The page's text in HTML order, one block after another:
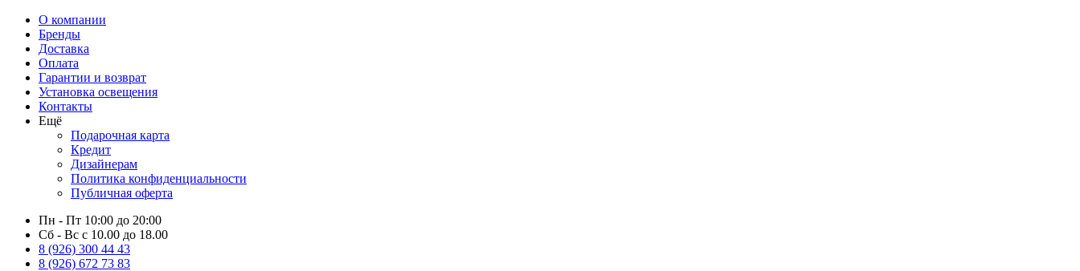
О компании
Бренды
Доставка
Оплата
Гарантии и возврат
Установка освещения
Контакты
Ещё
Подарочная карта
Кредит
Дизайнерам
Политика конфиденциальности
Публичная оферта
Пн - Пт 10:00 до 20:00
Сб - Вс с 10.00 до 18.00
8 (926) 300 44 43
8 (926) 672 73 83